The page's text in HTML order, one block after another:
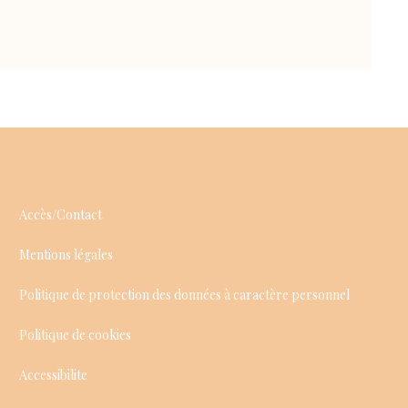
Accès/Contact
Mentions légales
Politique de protection des données à caractère personnel
Politique de cookies
Accessibilite